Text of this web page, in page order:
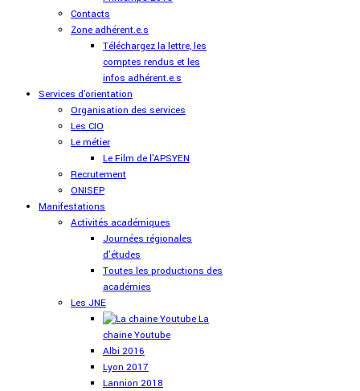
Contacts
Zone adhérent.e.s
Téléchargez la lettre, les
comptes rendus et les
infos adhérent.e.s
Services d'orientation
Organisation des services
Les CIO
Le métier
Le Film de l'APSYEN
Recrutement
ONISEP
Manifestations
Activités académiques
Journées régionales
d'études
Toutes les productions des
académies
Les JNE
La
chaine Youtube
Albi 2016
Lyon 2017
Lannion 2018